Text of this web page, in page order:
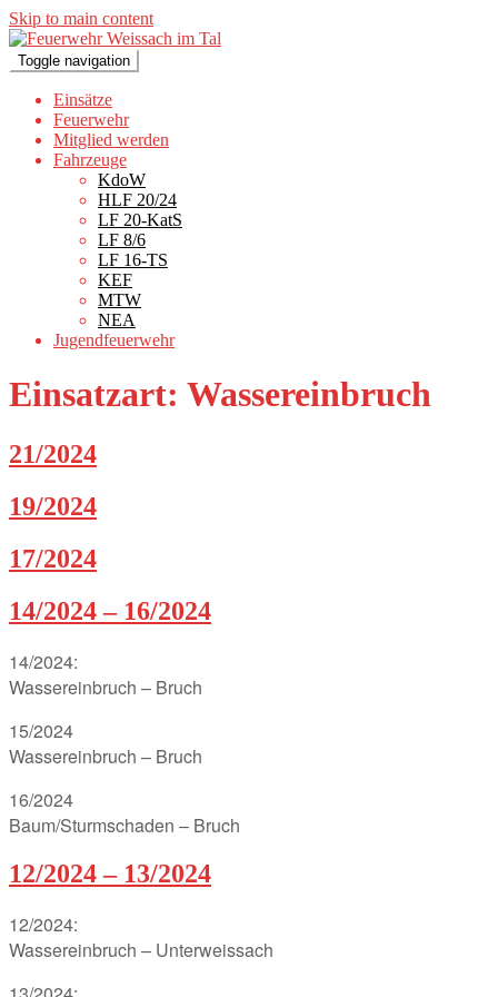
Skip to main content
Toggle navigation
Einsätze
Feuerwehr
Mitglied werden
Fahrzeuge
KdoW
HLF 20/24
LF 20-KatS
LF 8/6
LF 16-TS
KEF
MTW
NEA
Jugendfeuerwehr
Einsatzart: Wassereinbruch
21/2024
19/2024
17/2024
14/2024 – 16/2024
14/2024:
Wassereinbruch – Bruch
15/2024
Wassereinbruch – Bruch
16/2024
Baum/Sturmschaden – Bruch
12/2024 – 13/2024
12/2024:
Wassereinbruch – Unterweissach